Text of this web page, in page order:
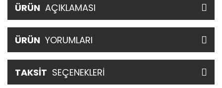
ÜRÜN AÇIKLAMASI
ÜRÜN YORUMLARI
TAKSİT SEÇENEKLERİ